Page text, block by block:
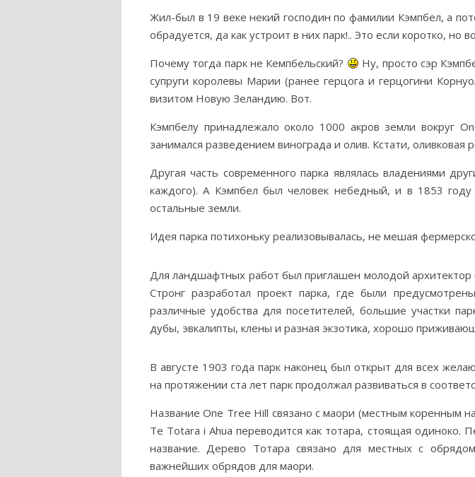
Жил-был в 19 веке некий господин по фамилии Кэмпбел, а
обрадуется, да как устроит в них парк!.. Это если коротко, но
Почему тогда парк не Кемпбельский?
Ну, просто сэр
супруги королевы Марии (ранее герцога и герцогини
визитом Новую Зеландию. Вот.
Кэмпбелу принадлежало около 1000 акров земли вокруг
занимался разведением винограда и олив. Кстати,
Другая часть современного парка являлась владениями
каждого). А Кэмпбел был человек небедный, и в 1853 году
остальные земли.
Идея парка потихоньку реализовывалась, не мешая
Для ландшафтных работ был приглашен молодой
Стронг разработал проект парка, где были
различные удобства для посетителей, большие участки
дубы, эвкалипты, клены и разная экзотика, хорошо
В августе 1903 года парк наконец был открыт для всех
на протяжении ста лет парк продолжал развиваться в
Название One Tree Hill связано с маори (местным коренным
Te Totara i Ahua переводится как тотара, стоящая одиноко.
название. Дерево Тотара связано для местных с
важнейших обрядов для маори.